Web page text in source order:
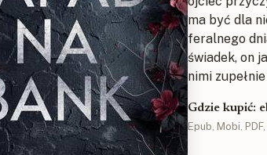
ma być dla
feralnego
świadek, on
nimi
Gdzie kupić:
Epub, Mobi,